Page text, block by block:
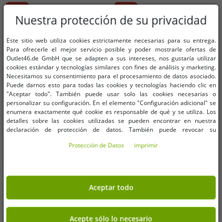
-90%
OneSize (para más detalles, vea
la descripción)
Elegante bufanda Roberto Cavalli
-91%
OneSize (para más detalles, vea
la descripción)
Bufanda de HORA DE AVENTURAS
Nuestra protección de su privacidad
Este sitio web utiliza cookies estrictamente necesarias para su entrega.
Para ofrecerle el mejor servicio posible y poder mostrarle ofertas de
Outlet46.de GmbH que se adapten a sus intereses, nos gustaría utilizar
cookies estándar y tecnologías similares con fines de análisis y marketing.
Necesitamos su consentimiento para el procesamiento de datos asociado.
Puede darnos esto para todas las cookies y tecnologías haciendo clic en
"Aceptar todo". También puede usar solo las cookies necesarias o
personalizar su configuración. En el elemento "Configuración adicional" se
enumera exactamente qué cookie es responsable de qué y se utiliza. Los
detalles sobre las cookies utilizadas se pueden encontrar en nuestra
declaración de protección de datos. También puede revocar su
encontrar en la impresión.Protección de Datos imprimir
Aceptar todo
Acepte sólo lo necesario